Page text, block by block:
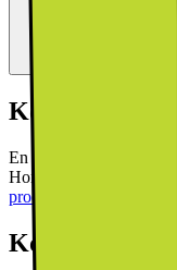
Kort om
En snygg inbyggd
Home Connect för en
produkten
Kort om